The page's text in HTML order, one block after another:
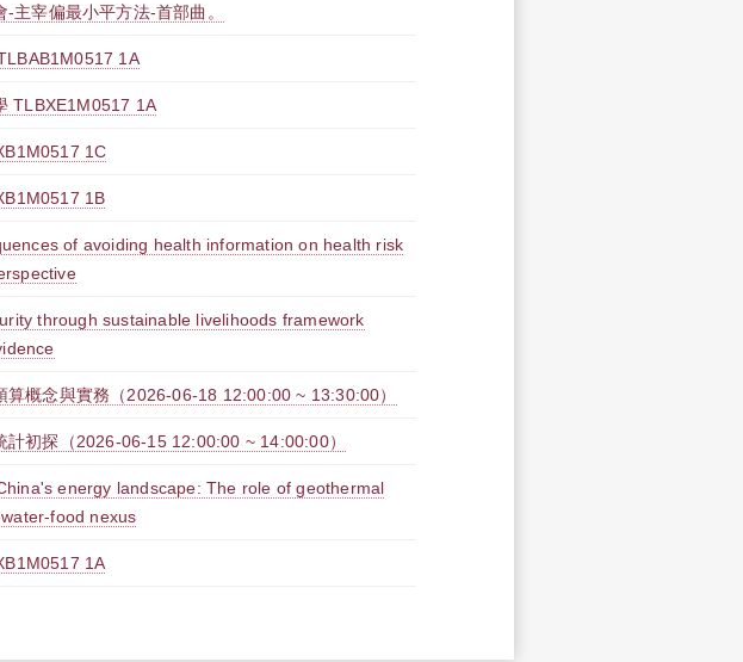
主宰偏最小平方法-首部曲。
1A
TLBXE1M0517 1A
1C
1B
of avoiding health information on health risk
through sustainable livelihoods framework
算概念與實務（2026-06-18 12:00:00 ~ 13:30:00）
計初探（2026-06-15 12:00:00 ~ 14:00:00）
energy landscape: The role of geothermal
food nexus
1A